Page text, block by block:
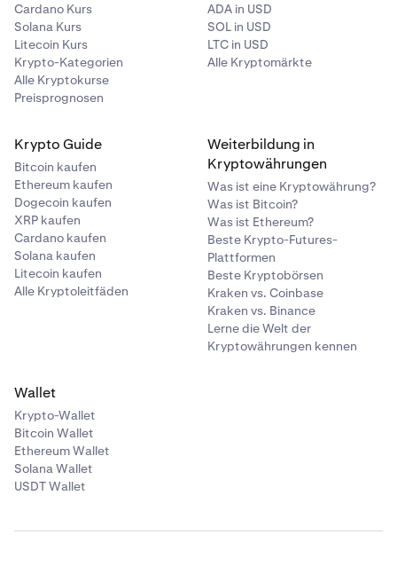
Cardano Kurs
Solana Kurs
Litecoin Kurs
Krypto-Kategorien
Alle Kryptokurse
Preisprognosen
ADA in USD
SOL in USD
LTC in USD
Alle Kryptomärkte
Krypto Guide
Bitcoin kaufen
Ethereum kaufen
Dogecoin kaufen
XRP kaufen
Cardano kaufen
Solana kaufen
Litecoin kaufen
Alle Kryptoleitfäden
Weiterbildung in
Kryptowährungen
Was ist eine Kryptowährung?
Was ist Bitcoin?
Was ist Ethereum?
Beste Krypto-Futures-
Plattformen
Beste Kryptobörsen
Kraken vs. Coinbase
Kraken vs. Binance
Lerne die Welt der
Kryptowährungen kennen
Wallet
Krypto-Wallet
Bitcoin Wallet
Ethereum Wallet
Solana Wallet
USDT Wallet